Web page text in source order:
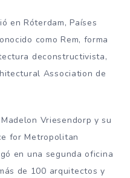
en Róterdam, Países
como Rem, forma
deconstructivista,
Association de
Vriesendorp y su
for Metropolitan
en una segunda oficina
de 100 arquitectos y